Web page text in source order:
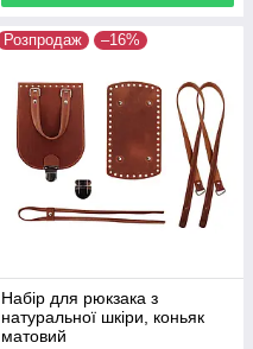
Розпродаж –16%
Набір для рюкзака з
натуральної шкіри, коньяк
матовий